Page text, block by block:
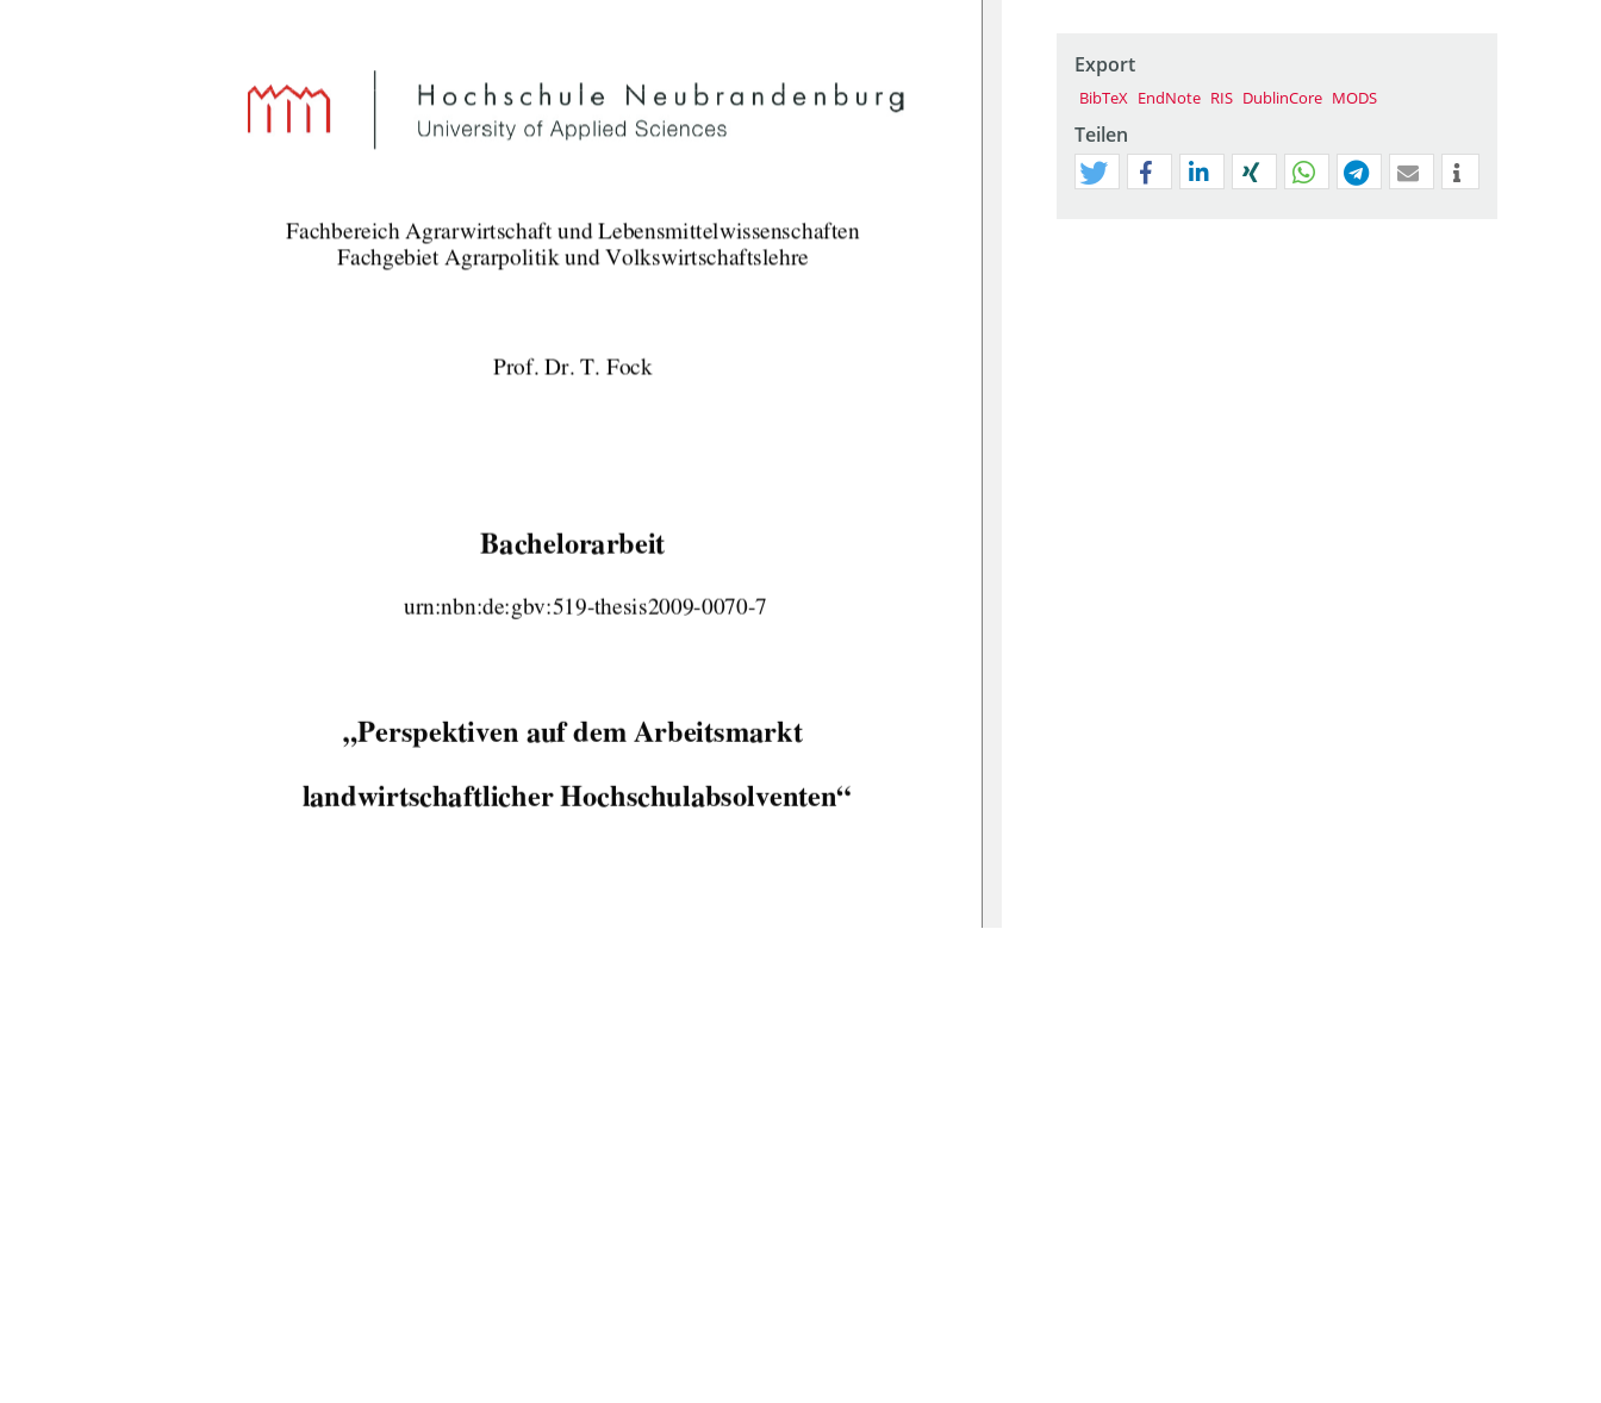
Fachbereich Agrarwirtschaft und Lebensmittelwissenschaften
Fachgebiet Agrarpolitik und Volkswirtschaftslehre
Prof. Dr. T. Fock
Bachelorarbeit
urn:nbn:de:gbv:519-thesis2009-0070-7
„Perspektiven auf dem Arbeitsmarkt
landwirtschaftlicher Hochschulabsolventen“
Export
BibTeX EndNote RIS DublinCore MODS
Teilen